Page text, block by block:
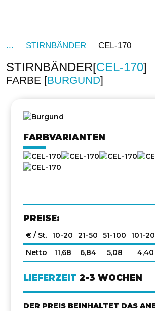
STIRNBÄNDER CEL-170
STIRNBÄNDER CEL-170
FARBE BURGUND
FARBVARIANTEN
PREISE:
€ / St. 10-20 21-50 51-100
101-
Netto
11,68 6,84 5,08 4,40
LIEFERZEIT 2-3 WOCHEN
DER PREIS BEINHALTET DAS